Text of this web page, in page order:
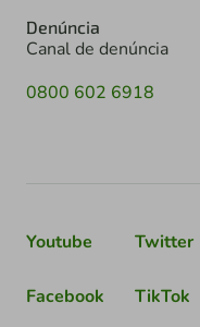
Denúncia
Canal de denúncia
0800 602 6918
Youtube Twitter
Facebook TikTok